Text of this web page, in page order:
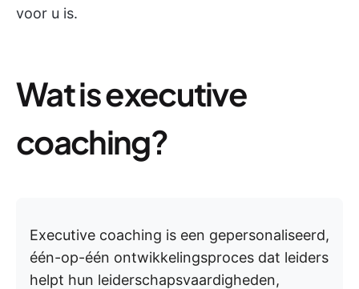
voor u is.
Wat is executive
coaching?
Executive coaching is een gepersonaliseerd,
één-op-één ontwikkelingsproces dat leiders
helpt hun leiderschapsvaardigheden,